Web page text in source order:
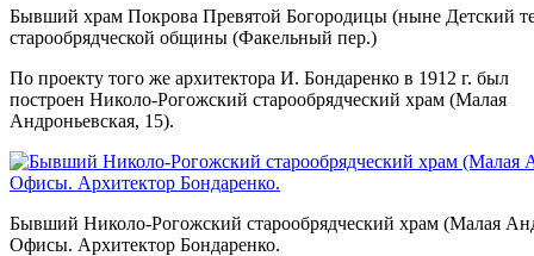
Бывший храм Покрова Превятой Богородицы (ныне Детский
старообрядческой общины (Факельный пер.)
По проекту того же архитектора И. Бондаренко в 1912 г. был
построен Николо-Рогожский старообрядческий храм (Малая
Андроньевская, 15).
Бывший Николо-Рогожский старообрядческий храм (Малая
Офисы. Архитектор Бондаренко.